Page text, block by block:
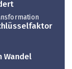
Wandel